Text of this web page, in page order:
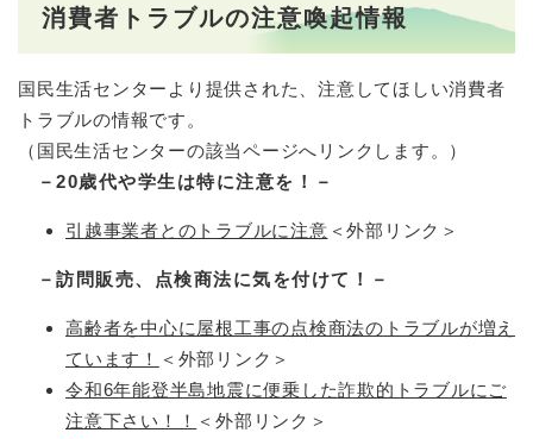
消費者トラブルの注意喚起情報
国民生活センターより提供された、注意してほしい消費者
トラブルの情報です。
（国民生活センターの該当ページへリンクします。）
－20歳代や学生は特に注意を！－​
引越事業者とのトラブルに注意 ＜外部リンク＞
－訪問販売、点検商法に気を付けて！－​
高齢者を中心に屋根工事の点検商法のトラブルが増え
ています！
＜外部リンク＞
令和6年能登半島地震に便乗した詐欺的トラブルにご
注意下さい！！ ＜外部リンク＞